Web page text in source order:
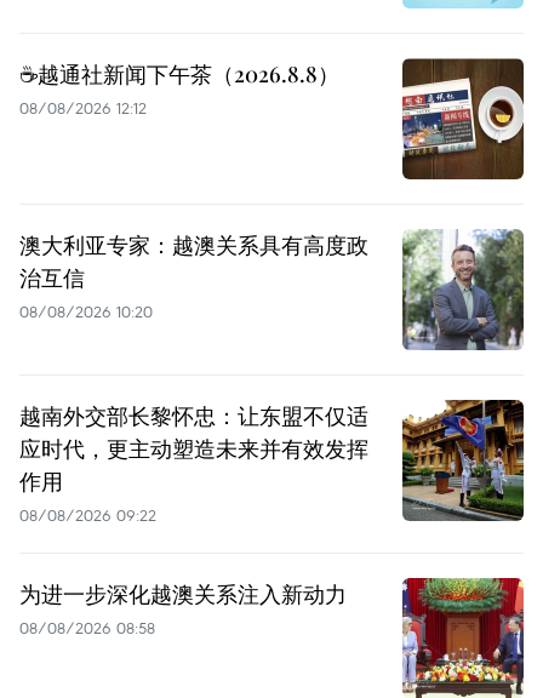
☕️越通社新闻下午茶（2026.8.8）
08/08/2026 12:12
澳大利亚专家：越澳关系具有高度政
治互信
08/08/2026 10:20
越南外交部长黎怀忠：让东盟不仅适
应时代，更主动塑造未来并有效发挥
作用
08/08/2026 09:22
为进一步深化越澳关系注入新动力
08/08/2026 08:58